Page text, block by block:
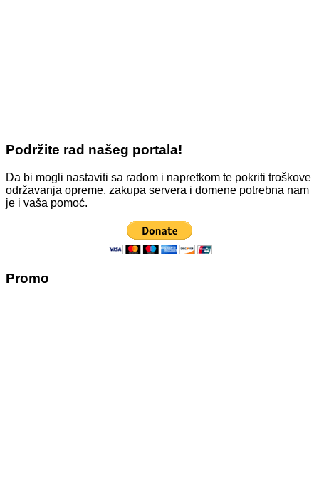
Podržite rad našeg portala!
Da bi mogli nastaviti sa radom i napretkom te pokriti troškove
održavanja opreme, zakupa servera i domene potrebna nam
je i vaša pomoć.
Promo